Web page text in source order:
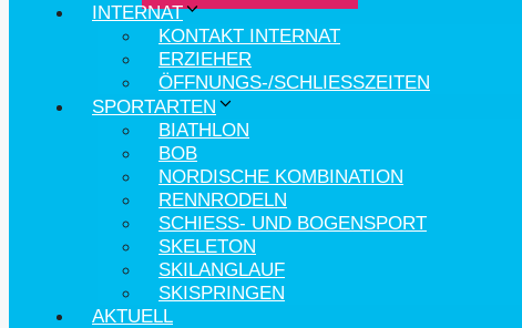
INTERNAT
KONTAKT INTERNAT
ERZIEHER
ÖFFNUNGS-/SCHLIESSZEITEN
SPORTARTEN
BIATHLON
BOB
NORDISCHE KOMBINATION
RENNRODELN
SCHIESS- UND BOGENSPORT
SKELETON
SKILANGLAUF
SKISPRINGEN
AKTUELL